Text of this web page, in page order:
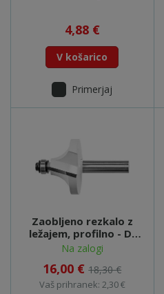
4,88 €
V košarico
Primerjaj
Zaobljeno rezkalo z
ležajem, profilno - D-
48549
Na zalogi
16,00 €18,30 €
Vaš prihranek: 2,30 €